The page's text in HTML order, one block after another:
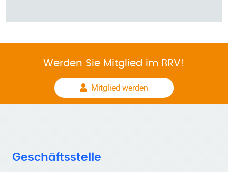
Werden Sie Mitglied im BRV!
Mitglied werden
Geschäftsstelle